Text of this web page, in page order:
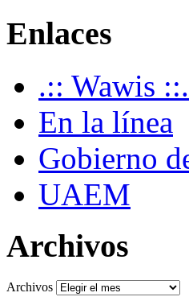
Enlaces
.:: Wawis ::.
En la línea
Gobierno
UAEM
Archivos
Archivos